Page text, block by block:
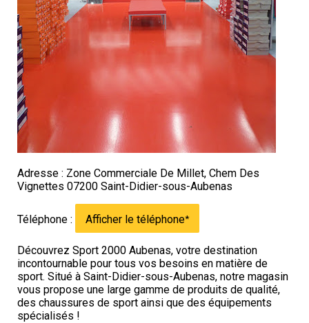
Adresse : Zone Commerciale De Millet, Chem Des
Vignettes 07200 Saint-Didier-sous-Aubenas
Téléphone : Afficher le téléphone*
Découvrez Sport 2000 Aubenas, votre destination
incontournable pour tous vos besoins en matière de
sport. Situé à Saint-Didier-sous-Aubenas, notre magasin
vous propose une large gamme de produits de qualité,
des chaussures de sport ainsi que des équipements
spécialisés !